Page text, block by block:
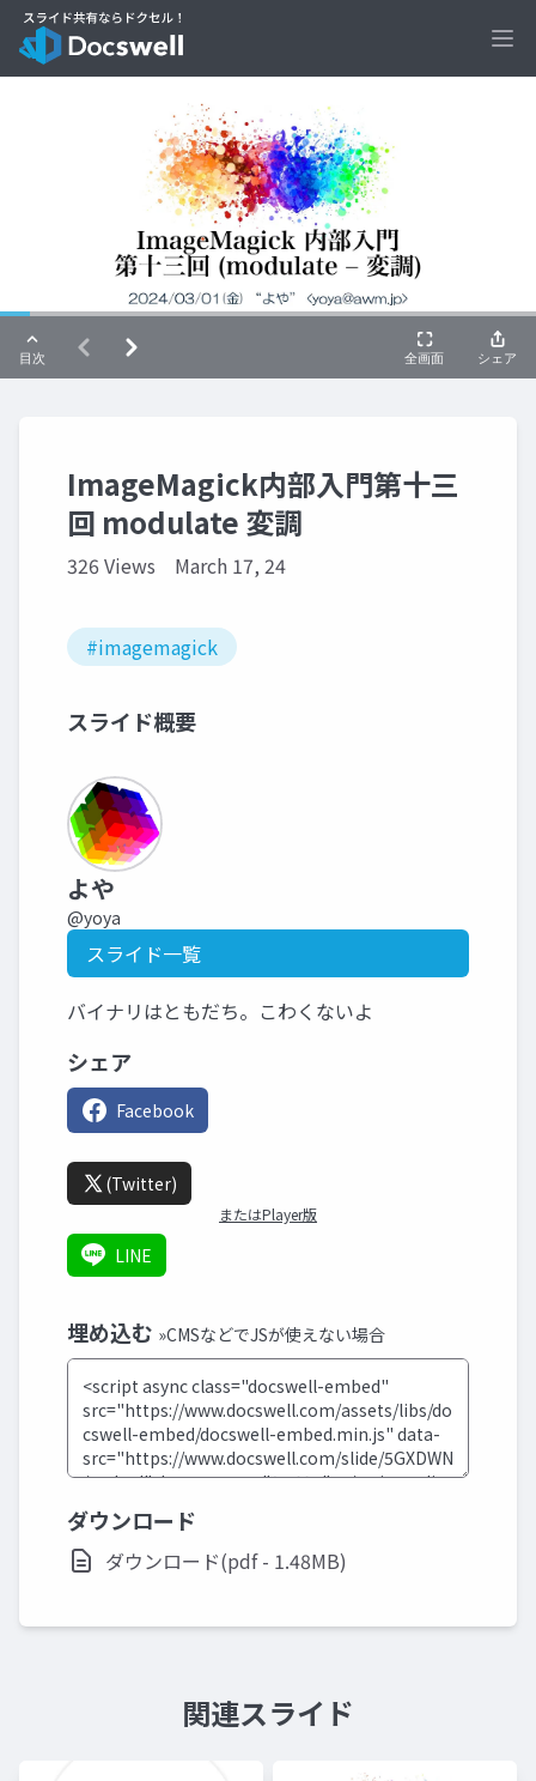
ImageMagick内部入門第十三
回 modulate 変調
326 Views March 17, 24
#imagemagick
スライド概要
よや
@yoya
スライド一覧
バイナリはともだち。こわくないよ
シェア
Facebook
(Twitter)
またはPlayer版
LINE
埋め込む »CMSなどでJSが使えない場合
ダウンロード
ダウンロード(pdf - 1.48MB)
関連スライド